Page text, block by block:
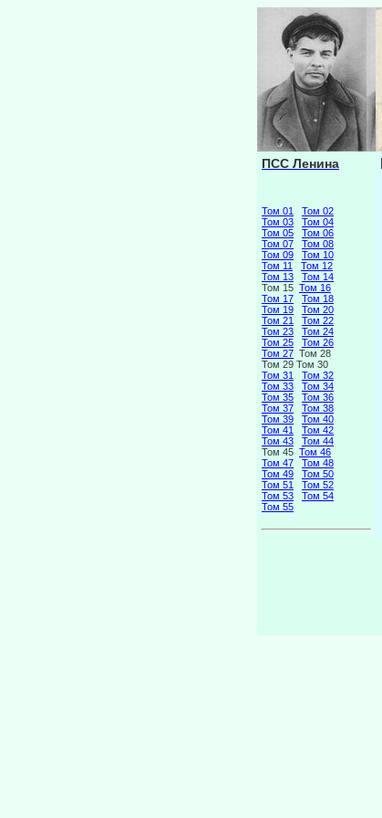
ПСС Ленина
Том 01
Том 02
Том 03
Том 04
Том 05
Том 06
Том 07
Том 08
Том 09
Том 10
Том 11
Том 12
Том 13
Том 14
Том 15 Том 16
Том 17
Том 18
Том 19
Том 20
Том 21
Том 22
Том 23
Том 24
Том 25
Том 26
Том 27 Том 28
Том 29 Том 30
Том 31
Том 32
Том 33
Том 34
Том 35
Том 36
Том 37
Том 38
Том 39
Том 40
Том 41
Том 42
Том 43
Том 44
Том 45 Том 46
Том 47
Том 48
Том 49
Том 50
Том 51
Том 52
Том 53
Том 54
Том 55